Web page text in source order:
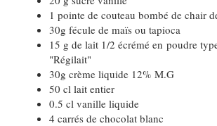
1 pointe de couteau bombé de chair
30g fécule de maïs ou tapioca
15 g de lait 1/2 écrémé en poudre
"Régilait"
30g crème liquide 12% M.G
50 cl lait entier
0.5 cl vanille liquide
4 carrés de chocolat blanc